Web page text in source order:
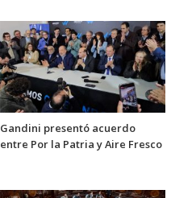
Gandini presentó acuerdo
entre Por la Patria y Aire Fresco